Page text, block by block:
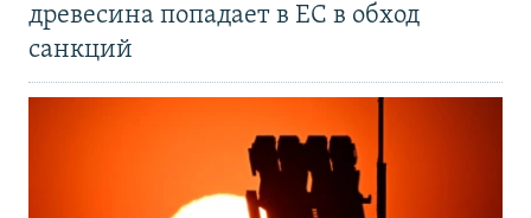
древесина попадает в ЕС в обход
санкций